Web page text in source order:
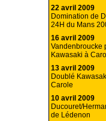
22 avril 2009
Domination de
24H du Mans
16 avril 2009
Vandenbroucke
Kawasaki à
13 avril 2009
Doublé
Carole
10 avril 2009
Ducouret/
de Lédenon